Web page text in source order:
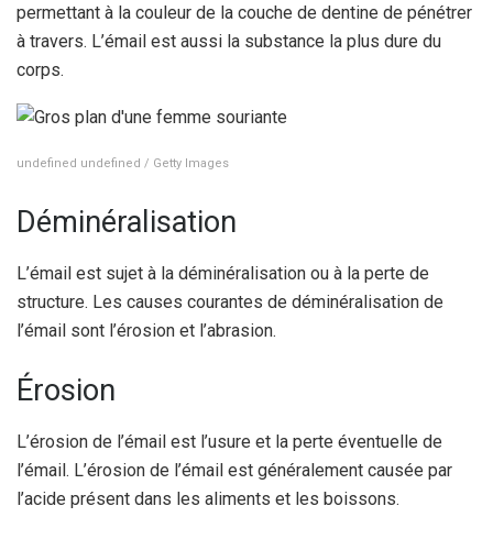
permettant à la couleur de la couche de dentine de pénétrer
à travers. L’émail est aussi la substance la plus dure du
corps.
undefined undefined / Getty Images
Déminéralisation
L’émail est sujet à la déminéralisation ou à la perte de
structure. Les causes courantes de déminéralisation de
l’émail sont l’érosion et l’abrasion.
Érosion
L’érosion de l’émail est l’usure et la perte éventuelle de
l’émail. L’érosion de l’émail est généralement causée par
l’acide présent dans les aliments et les boissons.